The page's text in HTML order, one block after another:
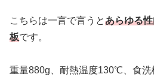
こちらは一言で言うとあらゆる
板です。
重量880g、耐熱温度130℃、食洗